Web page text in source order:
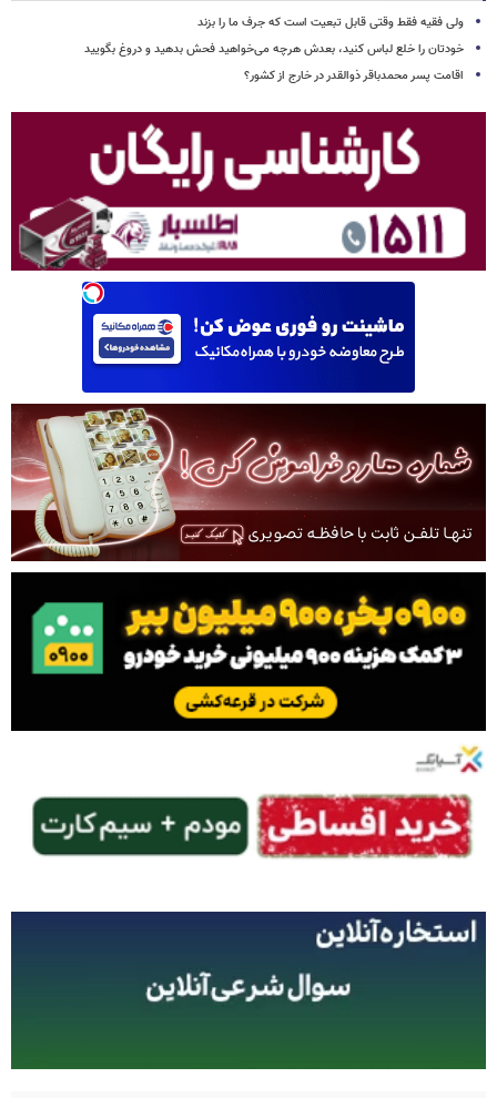
ولی فقیه فقط وقتی قابل تبعیت است که جرف ما را بزند
خودتان را خلع لباس کنید، بعدش هرچه می‌خواهید فحش بدهید و دروغ بگویید
اقامت پسر محمدباقر ذوالقدر در خارج از کشور؟